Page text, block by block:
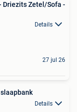
Driezits Zetel/Sofa -
Details
27 jul 26
Details